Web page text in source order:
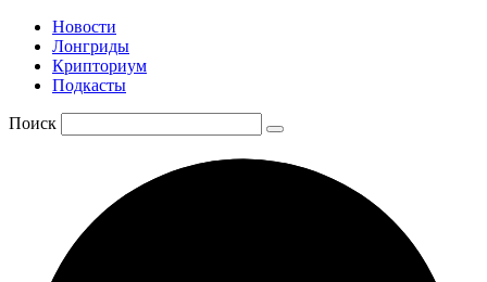
Новости
Лонгриды
Крипториум
Подкасты
Поиск